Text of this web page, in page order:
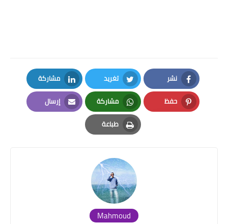
نشر
Facebook
تغريد
Twitter
مشاركة
LinkedIn
حفظ
Pinterest
مشاركة
Whatsapp
إرسال
Email
طباعة
Print
Mahmoud